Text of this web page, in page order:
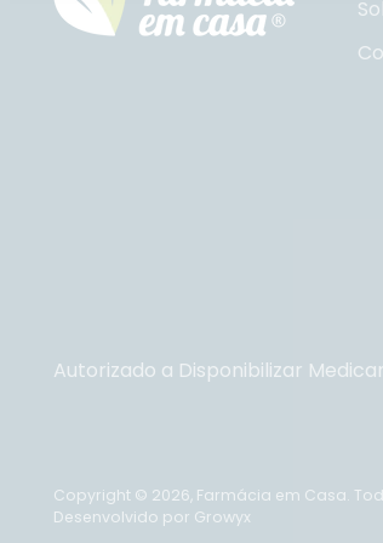
Autorizado a Disponibilizar
Copyright © 2026, Farmácia em Casa.
Desenvolvido por Growyx